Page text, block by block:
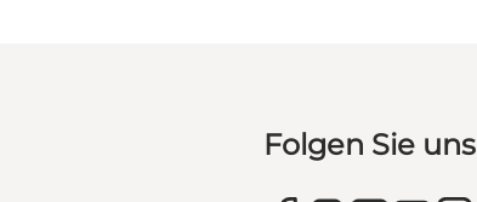
Folgen Sie uns